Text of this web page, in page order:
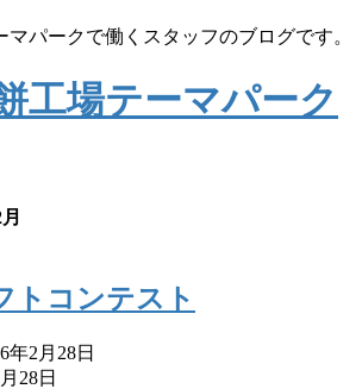
パークで働くスタッフのブログです。
工場テーマパーク
トコンテスト
年2月28日
28日